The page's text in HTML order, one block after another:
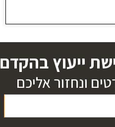
ייעוץ בהקדם
ונחזור אליכם